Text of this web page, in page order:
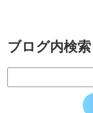
ブログ内検索